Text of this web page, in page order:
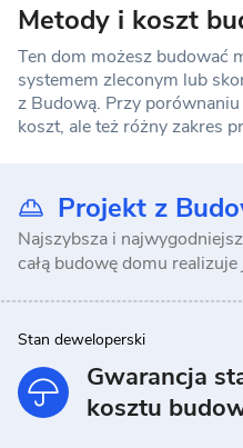
Metody i koszt
Ten dom możesz budować
systemem zleconym lub
z Budową. Przy
koszt, ale też różny zakres
Projekt z
Najszybsza i
całą budowę domu
Stan deweloperski
Gwarancja
kosztu